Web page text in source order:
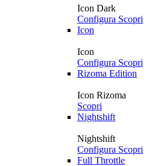
Icon Dark
Configura Scopri
Icon
Icon
Configura Scopri
Rizoma Edition
Icon Rizoma
Scopri
Nightshift
Nightshift
Configura Scopri
Full Throttle